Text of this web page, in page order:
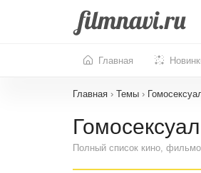
Главная
Главная › Темы ›
Полный список кино,